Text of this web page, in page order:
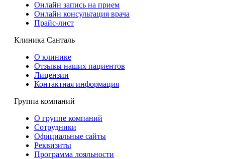
Онлайн запись на прием
Онлайн консультация врача
Прайс-лист
Клиника Санталь
О клинике
Отзывы наших пациентов
Лицензии
Контактная информация
Группа компаний
О группе компаний
Сотрудники
Официальные сайты
Реквизиты
Программа лояльности